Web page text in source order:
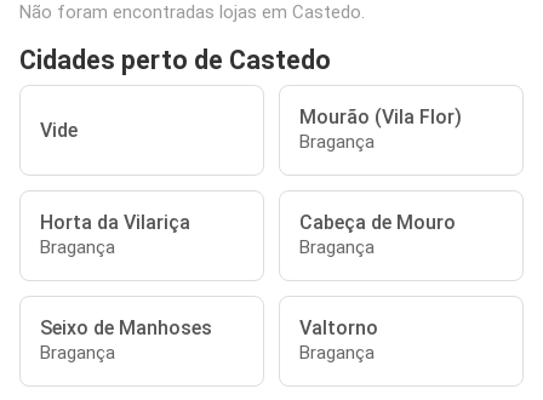
Não foram encontradas lojas em Castedo.
Cidades perto de Castedo
Vide
Mourão (Vila Flor)
Bragança
Horta da Vilariça
Bragança
Cabeça de Mouro
Bragança
Seixo de Manhoses
Bragança
Valtorno
Bragança